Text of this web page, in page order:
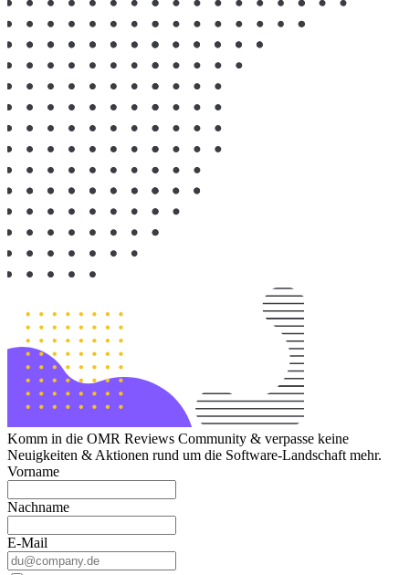
Komm in die OMR Reviews Community & verpasse keine
Neuigkeiten & Aktionen rund um die Software-Landschaft mehr.
Vorname
Nachname
E-Mail